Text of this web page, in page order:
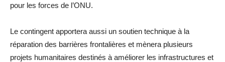
pour les forces de l’ONU.
Le contingent apportera aussi un soutien technique à la
réparation des barrières frontalières et mènera plusieurs
projets humanitaires destinés à améliorer les infrastructures et